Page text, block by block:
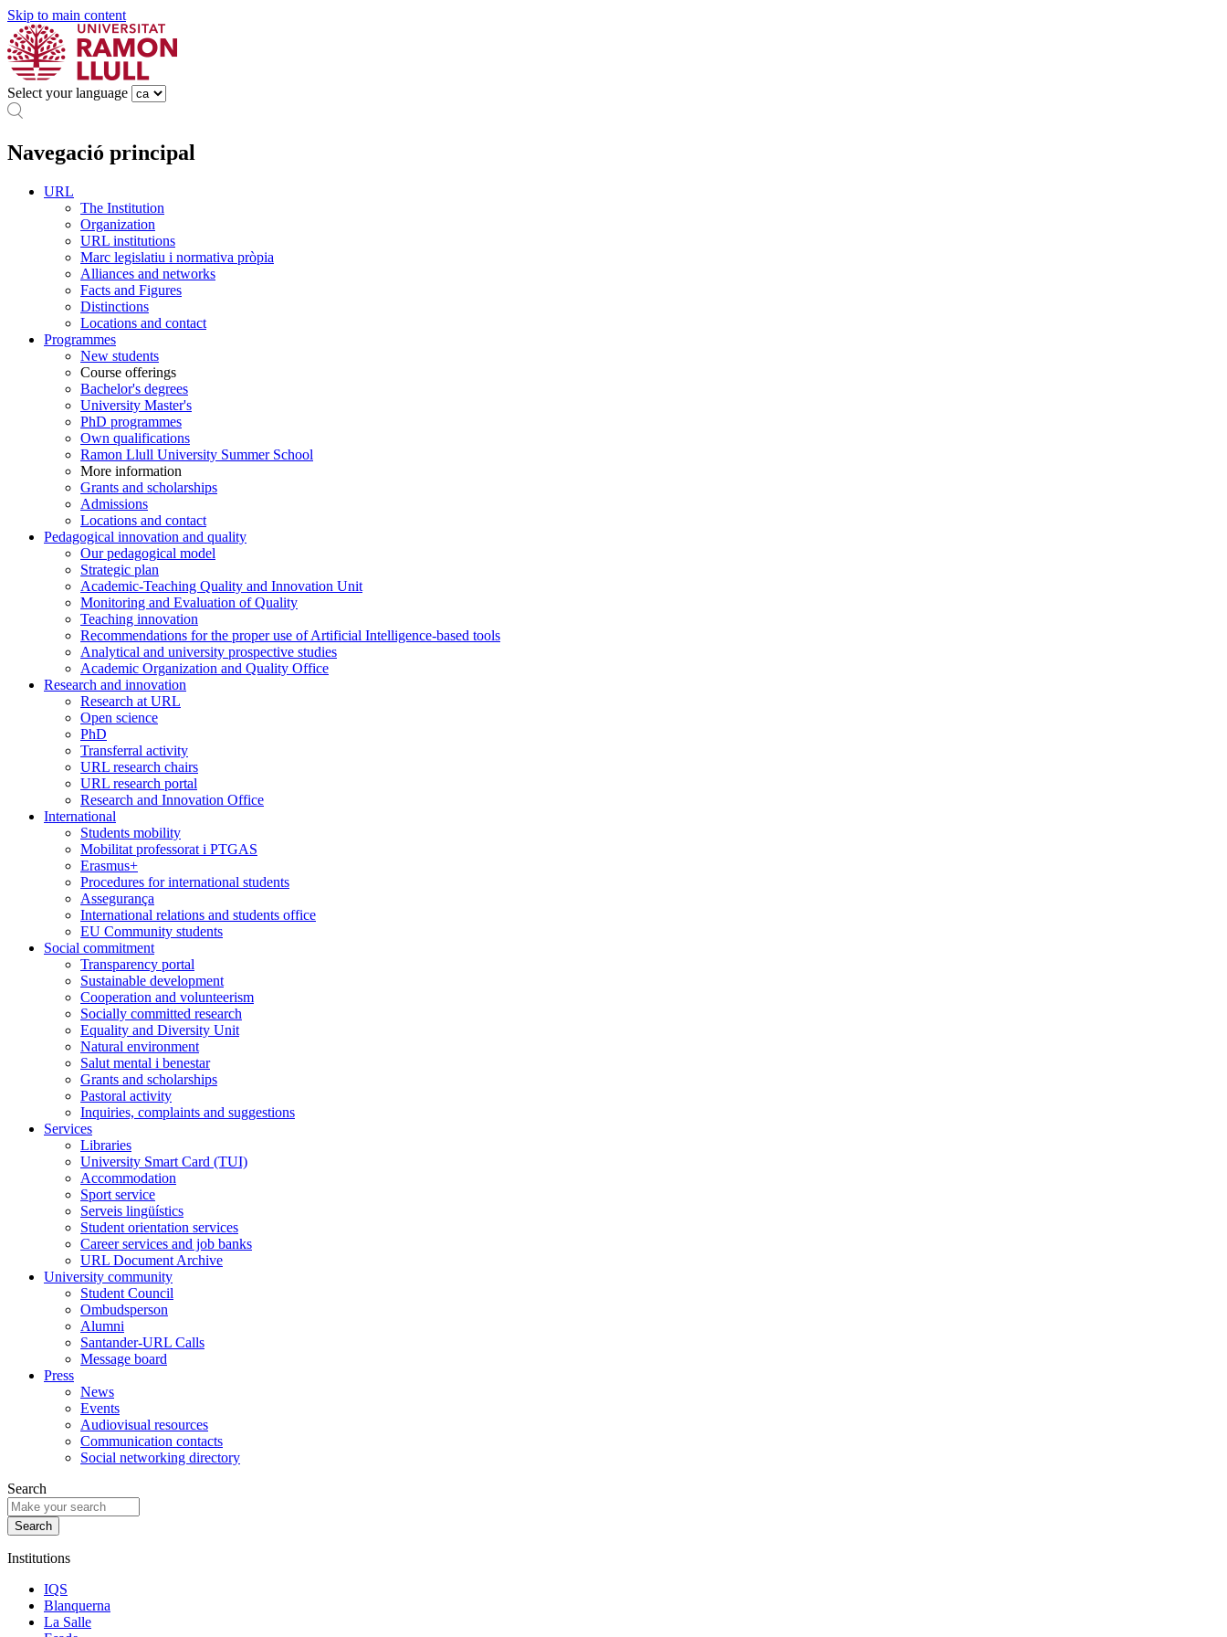
Skip to main content
Select your language
Navegació principal
URL
The Institution
Organization
URL institutions
Marc legislatiu i normativa pròpia
Alliances and networks
Facts and Figures
Distinctions
Locations and contact
Programmes
New students
Course offerings
Bachelor's degrees
University Master's
PhD programmes
Own qualifications
Ramon Llull University Summer School
More information
Grants and scholarships
Admissions
Locations and contact
Pedagogical innovation and quality
Our pedagogical model
Strategic plan
Academic-Teaching Quality and Innovation Unit
Monitoring and Evaluation of Quality
Teaching innovation
Recommendations for the proper use of Artificial Intelligence-based tools
Analytical and university prospective studies
Academic Organization and Quality Office
Research and innovation
Research at URL
Open science
PhD
Transferral activity
URL research chairs
URL research portal
Research and Innovation Office
International
Students mobility
Mobilitat professorat i PTGAS
Erasmus+
Procedures for international students
Assegurança
International relations and students office
EU Community students
Social commitment
Transparency portal
Sustainable development
Cooperation and volunteerism
Socially committed research
Equality and Diversity Unit
Natural environment
Salut mental i benestar
Grants and scholarships
Pastoral activity
Inquiries, complaints and suggestions
Services
Libraries
University Smart Card (TUI)
Accommodation
Sport service
Serveis lingüístics
Student orientation services
Career services and job banks
URL Document Archive
University community
Student Council
Ombudsperson
Alumni
Santander-URL Calls
Message board
Press
News
Events
Audiovisual resources
Communication contacts
Social networking directory
Search
Institutions
IQS
Blanquerna
La Salle